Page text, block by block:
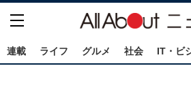
連載 ライフ グルメ 社会 IT・ビ